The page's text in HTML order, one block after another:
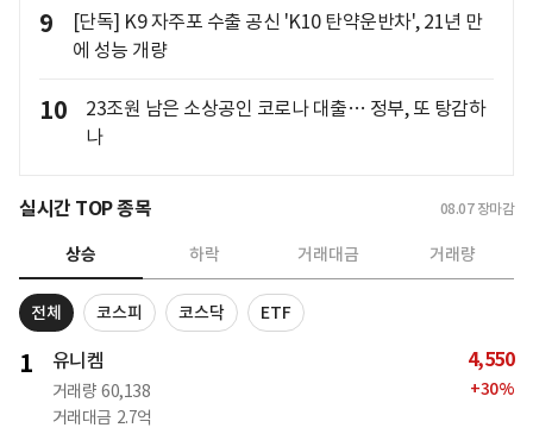
9
[단독] K9 자주포 수출 공신 'K10 탄약운반차', 21년 만
에 성능 개량
10
23조원 남은 소상공인 코로나 대출… 정부, 또 탕감하
나
실시간 TOP 종목 08.07 장마감
상승 하락 거래대금 거래량
전체 코스피 코스닥 ETF
1 유니켐
거래량 60,138
거래대금 2.7억
4,550
+30%